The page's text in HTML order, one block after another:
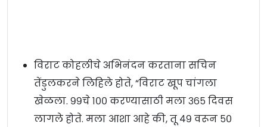
विराट कोहलीचे अभिनंदन करताना सचिन
तेंडुलकरने लिहिले होते, “विराट खूप चांगला
खेळला. ९९चे १०० करण्यासाठी मला ३६५ दिवस
लागले होते. मला आशा आहे की, तू ४९ वरून ५०